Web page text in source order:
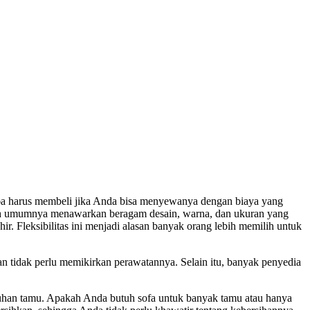
harus membeli jika Anda bisa menyewanya dengan biaya yang
menawarkan beragam desain, warna, dan ukuran yang
Fleksibilitas ini menjadi alasan banyak orang lebih memilih untuk
tidak perlu memikirkan perawatannya. Selain itu, banyak penyedia
tamu. Apakah Anda butuh sofa untuk banyak tamu atau hanya